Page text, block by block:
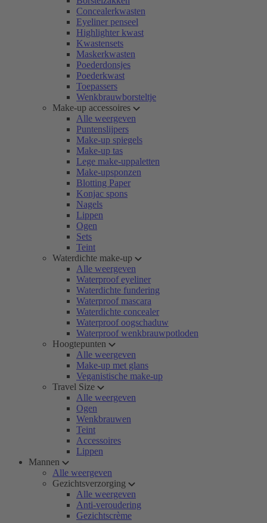
Concealerkwasten
Eyeliner penseel
Highlighter kwast
Kwastensets
Maskerkwasten
Poederdonsjes
Poederkwast
Toepassers
Wenkbrauwborsteltje
Make-up accessoires
Alle weergeven
Puntenslijpers
Make-up spiegels
Make-up tas
Lege make-uppaletten
Make-upsponzen
Blotting Paper
Konjac spons
Nagels
Lippen
Ogen
Sets
Teint
Waterdichte make-up
Alle weergeven
Waterproof eyeliner
Waterdichte fundering
Waterproof mascara
Waterdichte concealer
Waterproof oogschaduw
Waterproof wenkbrauwpotloden
Hoogtepunten
Alle weergeven
Make-up met glans
Veganistische make-up
Travel Size
Alle weergeven
Ogen
Wenkbrauwen
Teint
Accessoires
Lippen
Mannen
Alle weergeven
Gezichtsverzorging
Alle weergeven
Anti-veroudering
Gezichtscrème